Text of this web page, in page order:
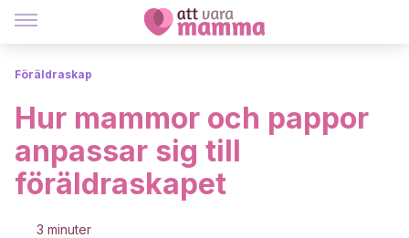
Föräldraskap
Hur mammor och pappor
anpassar sig till
föräldraskapet
3 minuter